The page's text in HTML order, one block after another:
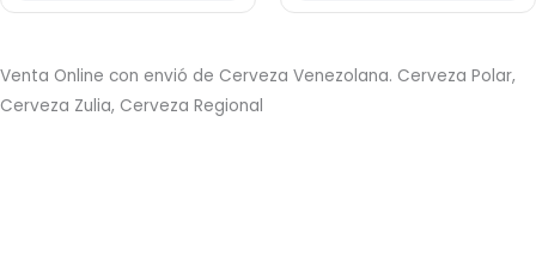
Venta Online con envió de Cerveza Venezolana. Cerveza Polar,
Cerveza Zulia, Cerveza Regional